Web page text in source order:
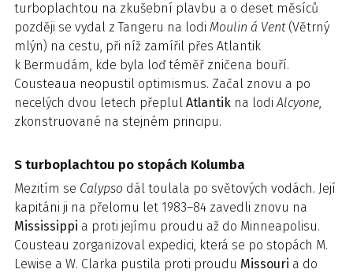
turboplachtou na zkušební plavbu a o deset měsíců
později se vydal z Tangeru na lodi Moulin á Vent(Větrný
mlýn) na cestu, při níž zamířil přes Atlantik
k Bermudám, kde byla loď téměř zničena bouří.
Cousteaua neopustil optimismus. Začal znovu a po
necelých dvou letech přeplul Atlantik na lodiAlcyone,
zkonstruované na stejném principu.
S turboplachtou po stopách Kolumba
Mezitím se Calypso dál toulala po světových vodách. Její
kapitáni ji na přelomu let 1983–84 zavedli znovu na
Mississippi a proti jejímu proudu až do Minneapolisu.
Cousteau zorganizoval expedici, která se po stopách M.
Lewise a W. Clarka pustila proti proudu Missouri a do